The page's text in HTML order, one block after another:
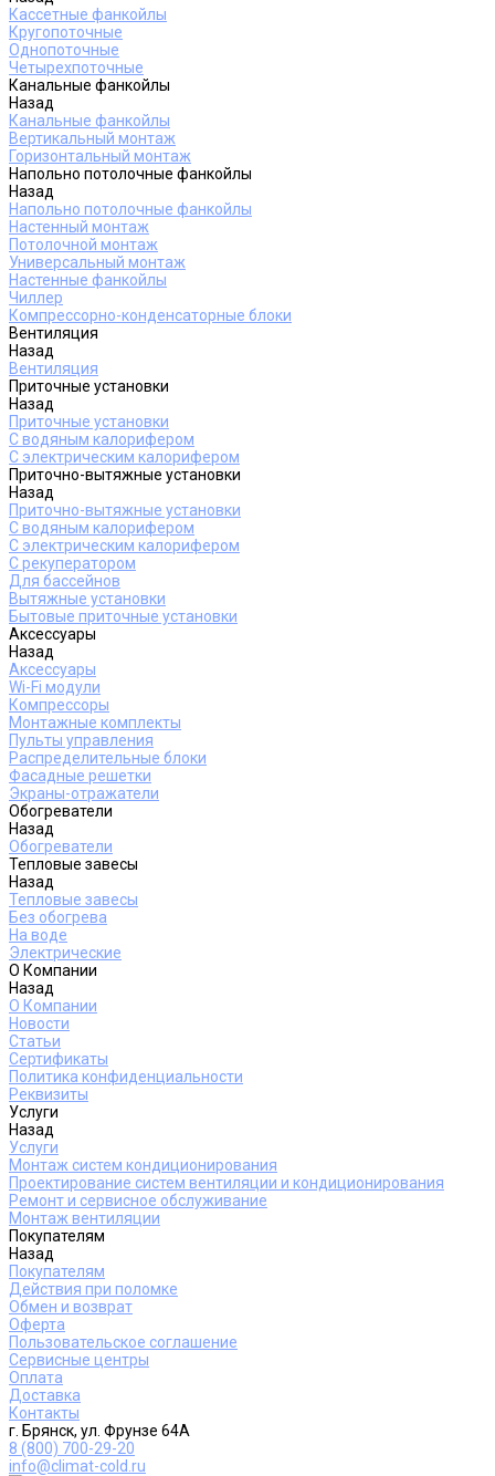
Кассетные фанкойлы
Кругопоточные
Однопоточные
Четырехпоточные
Канальные фанкойлы
Назад
Канальные фанкойлы
Вертикальный монтаж
Горизонтальный монтаж
Напольно потолочные фанкойлы
Назад
Напольно потолочные фанкойлы
Настенный монтаж
Потолочной монтаж
Универсальный монтаж
Настенные фанкойлы
Чиллер
Компрессорно-конденсаторные блоки
Вентиляция
Назад
Вентиляция
Приточные установки
Назад
Приточные установки
С водяным калорифером
С электрическим калорифером
Приточно-вытяжные установки
Назад
Приточно-вытяжные установки
С водяным калорифером
С электрическим калорифером
С рекуператором
Для бассейнов
Вытяжные установки
Бытовые приточные установки
Аксессуары
Назад
Аксессуары
Wi-Fi модули
Компрессоры
Монтажные комплекты
Пульты управления
Распределительные блоки
Фасадные решетки
Экраны-отражатели
Обогреватели
Назад
Обогреватели
Тепловые завесы
Назад
Тепловые завесы
Без обогрева
На воде
Электрические
О Компании
Назад
О Компании
Новости
Статьи
Сертификаты
Политика конфиденциальности
Реквизиты
Услуги
Назад
Услуги
Монтаж систем кондиционирования
Проектирование систем вентиляции и кондиционирования
Ремонт и сервисное обслуживание
Монтаж вентиляции
Покупателям
Назад
Покупателям
Действия при поломке
Обмен и возврат
Оферта
Пользовательское соглашение
Сервисные центры
Оплата
Доставка
Контакты
г. Брянск, ул. Фрунзе 64А
8 (800) 700-29-20
info@climat-cold.ru